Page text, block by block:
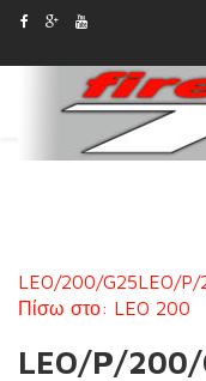
LEO/200/G25LEO/P/
Πίσω στο: LEO 200
LEO/P/200/